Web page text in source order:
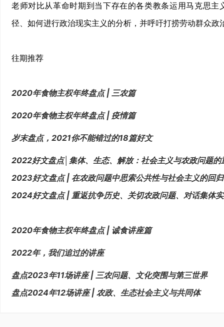
老师对比从革命时期到当下存在的各类教条运用马克思
径、如何进行政治现实主义的分析，并呼吁打捞劳动群众政
往期推荐
2020年食物主权年终盘点 | 三农篇
2020年食物主权年终盘点 | 疫情篇
岁末盘点，2021你不能错过的18篇好文
2022好文盘点│集体、生态、解放：社会主义与农政问题的
2023好文盘点 | 在农政问题中思索公共性与社会主义的回归
2024好文盘点 | 重返抗争历史、关切农政问题、对话集体
2020年食物主权年终盘点 | 诚食讲座篇
2022年，我们追过的讲座
盘点2023年11场讲座 | 三农问题、文化突围与第三世界
盘点2024年12场讲座 | 农政、生态社会主义与共同体